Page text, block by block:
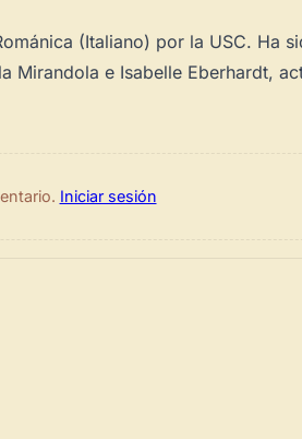
(Italiano) por la USC. Ha
e Isabelle Eberhardt,
Iniciar sesión